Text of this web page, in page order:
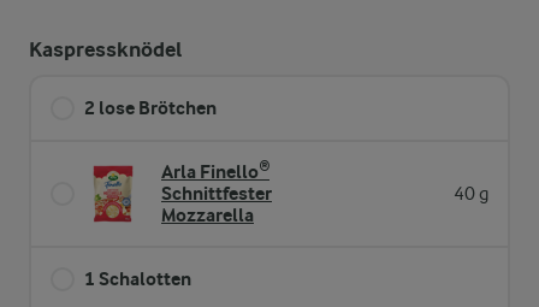
Kaspressknödel
2 lose Brötchen
Arla Finello®
Schnittfester
Mozzarella
40 g
1 Schalotten